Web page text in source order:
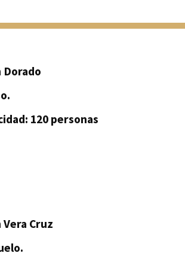
Dorado
120 personas
Vera Cruz